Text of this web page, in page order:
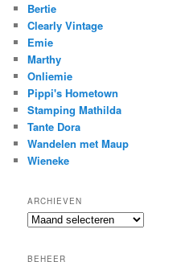
Bertie
Clearly Vintage
Emie
Marthy
Onliemie
Pippi's Hometown
Stamping Mathilda
Tante Dora
Wandelen met Maup
Wieneke
ARCHIEVEN
Archieven
BEHEER